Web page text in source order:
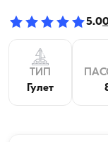
5.0
ТИП
Гулет